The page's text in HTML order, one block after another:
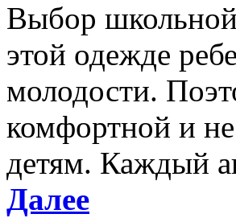
Выбор школьной
этой одежде
молодости.
комфортной и
детям. Каждый
Далее